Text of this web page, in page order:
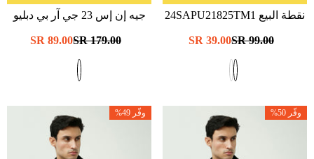
نقطة البيع 24SAPU21825TM1
سعر
99.00 SR
سعر
البيع
39.00 SR
جيه إن إس 23 جي آر بي دبليو
سعر
179.00 SR
سعر
89.00 SR
وفّر 50% وفّر 49%